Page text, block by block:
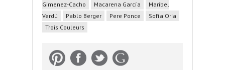
Gimenez-Cacho
Macarena García
Maribel
Verdú
Pablo Berger Pere Ponce
Sofía Oria
Trois Couleurs